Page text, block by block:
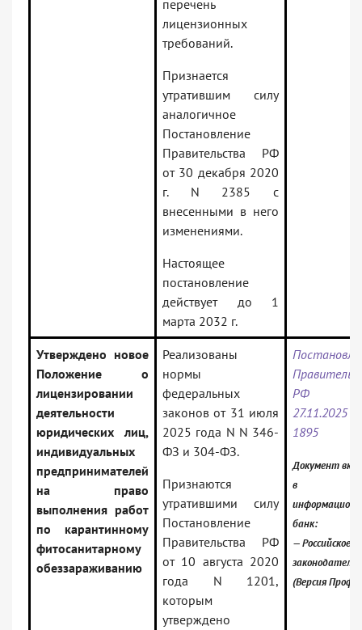
перечень
лицензионных
требований.
Признается
утратившим силу
аналогичное
Постановление
Правительства РФ
от 30 декабря 2020
г. N 2385 с
внесенными в него
изменениями.
Настоящее
постановление
действует до 1
марта 2032 г.
Утверждено новое
Положение о
лицензировании
деятельности
юридических лиц,
индивидуальных
предпринимателей
на право
выполнения работ
по карантинному
фитосанитарному
обеззараживанию
Реализованы
нормы
федеральных
законов от 31 июля
2025 года N N 346-
ФЗ и 304-ФЗ.
Признаются
утратившими силу
Постановление
Правительства РФ
от 10 августа 2020
года N 1201,
которым
утверждено
РФ
1895
Документ
в
банк:
— Российское
(Версия Проф)